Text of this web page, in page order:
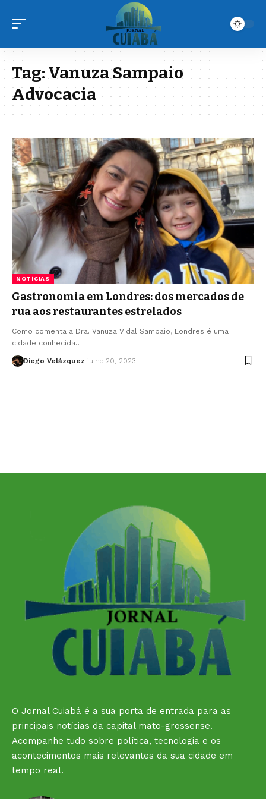
Tag:Vanuza Sampaio
Advocacia
NOTÍCIAS
Gastronomia em Londres: dos mercados de
rua aos restaurantes estrelados
Como comenta a Dra. Vanuza Vidal Sampaio, Londres é uma
cidade conhecida…
Diego Velázquez julho 20, 2023
O Jornal Cuiabá é a sua porta de entrada para as
principais notícias da capital mato-grossense.
Acompanhe tudo sobre política, tecnologia e os
acontecimentos mais relevantes da sua cidade em
tempo real.